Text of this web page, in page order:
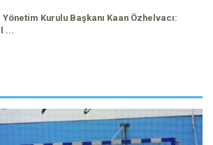
Yönetim Kurulu Başkanı Kaan Özhelvacı:
...